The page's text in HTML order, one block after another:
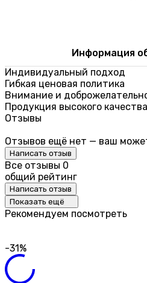
Информация
Индивидуальный подход
Гибкая ценовая политика
Внимание и
Продукция высокого качества
Отзывы
Отзывов ещё нет — ваш
Написать отзыв
Все отзывы 0
общий рейтинг
Написать отзыв
Показать ещё
Рекомендуем посмотреть
-31%